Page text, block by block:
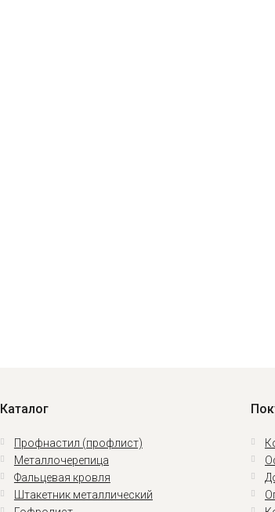
Каталог
Профнастил (профлист)
Металлочерепица
Фальцевая кровля
Штакетник металлический